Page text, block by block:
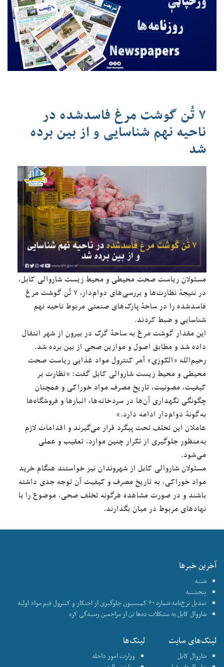
۷ تُن گوشت مرغ فاسدشده در
ناحیه نهم شناسایی و از بین برده
شد
مسئولان ریاست صحت محیطی و محیط زیست شاروالی کابل،
در نتیجهٔ نظارت‌ها و بررسی‌های دوام‌دار، ۷ تُن گوشت مرغ
فاسدشده را در ساحهٔ پارک‌های صنعتی مربوط ناحیه نهم
شناسایی و ضبط کردند.
این مقدار گوشت مرغ به ساحهٔ گزک در بیرون از شهر انتقال
داده شد و مطابق اصول و موازین صحی از بین برده شد.
رحیم‌الله «الکوزی» آمر کنترول مواد غذایی ریاست صحت
محیطی و محیط زیست شاروالی کابل گفت: «نظارت بر
کیفیت، مصونیت، تاریخ مصرف مواد خوراکی و همچنان
چگونگی نگهداری آن‌ها در سردخانه‌ها، انبارها و فروشگاه‌ها
به‌گونهٔ دوام‌دار ادامه دارد.»
عاملان این تخلف تحت پیگرد قرار می‌گیرند و اقدامات لازم
به‌منظور جلوگیری از تکرار چنین موارد، تعقیب و عملی
می‌شود.
مسئولان شاروالی کابل از شهروندان نیز خواستند هنگام خرید
مواد خوراکی، به تاریخ مصرف و کیفیت آن توجه جدی داشته
باشند و در صورت مشاهده هرگونه تخلف صحی، موضوع را با
نهادهای مربوط در میان بگذارند.
آخرین خبرها
شنبه
پنجشنبه
تعدیل نرخ‌نامه شماره ۶۰ کمیسیون جلوگیری از احتکار و کنترول قیم مواد اولیه
شاروال کابل به مشکلات ده‌ها تن از مراجعین رسیدگی کرد
لینک‌های سایت
شاروال کابل
لینک‌ها
وزارت امور داخله